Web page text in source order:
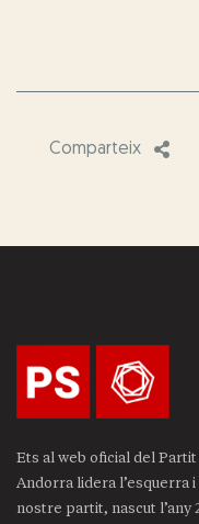
Comparteix
Ets al web oficial del
Andorra lidera
nostre partit, nascut l’any